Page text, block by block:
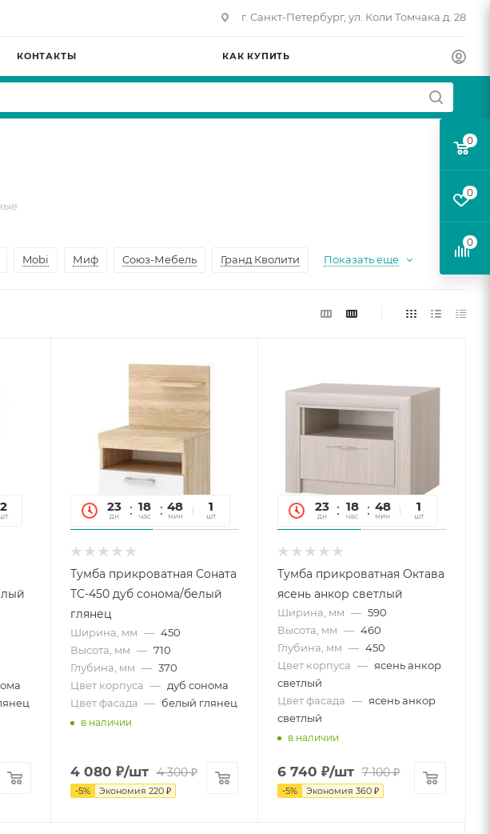
г. Санкт-Петербург, ул. Коли Томчака д. 28
КОНТАКТЫ КАК КУПИТЬ
Mobi Миф Союз-Мебель Гранд Кволити Показать еще
512
шт
23
дн
18
час
48
мин
51
сек
1
шт
Тумба прикроватная Соната
ТС-450 дуб сонома/белый
глянец
Ширина, мм — 450
Высота, мм — 710
Глубина, мм — 370
Цвет корпуса — дуб сонома
Цвет фасада — белый глянец
в наличии
4 080 ₽/шт 4 300₽
-5% Экономия 220₽
23
дн
18
час
48
мин
51
сек
1
шт
Тумба прикроватная Октава
ясень анкор светлый
Ширина, мм — 590
Высота, мм — 460
Глубина, мм — 450
Цвет корпуса — ясень анкор
светлый
Цвет фасада — ясень анкор
светлый
в наличии
6 740 ₽/шт 7 100₽
-5% Экономия360 ₽
0
0
0